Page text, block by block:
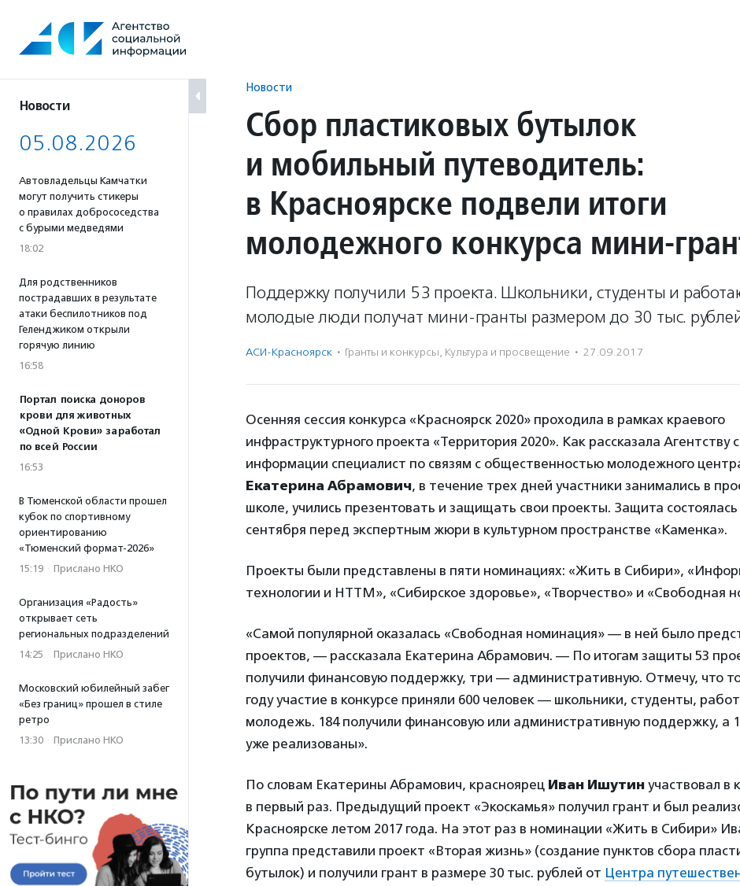
содержанию
Новости
05.08.2026
Автовладельцы Камчатки
могут получить стикеры
о правилах добрососедства
с бурыми медведями
18:02
Для родственников
пострадавших в результате
атаки беспилотников под
Геленджиком открыли
горячую линию
16:58
Портал поиска доноров
крови для животных
«Одной Крови» заработал
по всей России
16:53
В Тюменской области прошел
кубок по спортивному
ориентированию
«Тюменский формат-2026»
15:19 · Прислано НКО
Организация «Радость»
открывает сеть
региональных подразделений
14:25 · Прислано НКО
Московский юбилейный забег
«Без границ» прошел в стиле
ретро
13:30 · Прислано НКО
Новости
Сбор пластиковых бутылок
и мобильный путеводитель:
в Красноярске подвели итоги
молодежного конкурса мини-
Поддержку получили 53 проекта. Школьники, студенты и
молодые люди получат мини-гранты размером до 30 тыс.
АСИ-Красноярск · Гранты и конкурсы, Культура и просвещение · 27.09.2017
Осенняя сессия конкурса «Красноярск 2020» проходила в рамках краевого
инфраструктурного проекта «Территория 2020». Как рассказала Агентству
информации специалист по связям с общественностью молодежного
Екатерина Абрамович, в течение трех дней участники занимались в
школе, учились презентовать и защищать свои проекты. Защита состоялась
сентября перед экспертным жюри в культурном пространстве «Каменка».
Проекты были представлены в пяти номинациях: «Жить в Сибири»,
технологии и НТТМ», «Сибирское здоровье», «Творчество» и «Свободная
«Самой популярной оказалась «Свободная номинация» — в ней было
проектов, — рассказала Екатерина Абрамович. — По итогам защиты 53
получили финансовую поддержку, три — административную. Отмечу, что
году участие в конкурсе приняли 600 человек — школьники, студенты,
молодежь. 184 получили финансовую или административную поддержку, а
уже реализованы».
По словам Екатерины Абрамович, красноярец Иван Ишутин участвовал в
в первый раз. Предыдущий проект «Экоскамья» получил грант и был
Красноярске летом 2017 года. На этот раз в номинации «Жить в Сибири»
группа представили проект «Вторая жизнь» (создание пунктов сбора
бутылок) и получили грант в размере 30 тыс. рублей от Центра